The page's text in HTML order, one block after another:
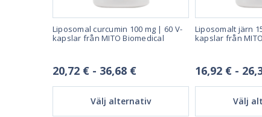
Liposomal curcumin 100 mg | 60 V-
kapslar från MITO Biomedical
20,72 € - 36,68 €
Välj alternativ
Liposomalt järn
kapslar från
16,92 € -
Välj